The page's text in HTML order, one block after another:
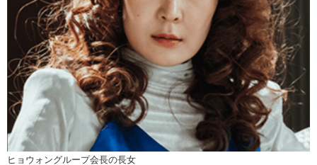
ヒョウォングループ会長の長女